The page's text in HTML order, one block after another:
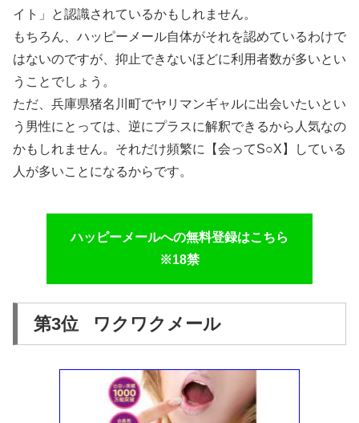
イト」と認識されているかもしれません。
もちろん、ハッピーメール自体がそれを認めているわけで
はないのですが、抑止できないほどに利用者数が多いとい
うことでしょう。
ただ、兵庫県猪名川町でヤリマンギャルに出会いたいとい
う男性にとっては、逆にプラスに解釈できるから人気なの
かもしれません。それだけ頻繁に【会ってS○X】している
人が多いことになるからです。
ハッピーメールへの無料登録はこちら
※18禁
第3位 ワクワクメール